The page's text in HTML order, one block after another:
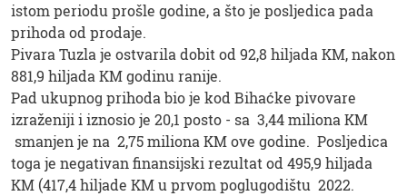
istom periodu prošle godine, a što je posljedica pada
prihoda od prodaje.
Pivara Tuzla je ostvarila dobit od 92,8 hiljada KM, nakon
881,9 hiljada KM godinu ranije.
Pad ukupnog prihoda bio je kod Bihaćke pivovare
izraženiji i iznosio je 20,1 posto - sa 3,44 miliona KM
smanjen je na 2,75 miliona KM ove godine. Posljedica
toga je negativan finansijski rezultat od 495,9 hiljada
KM (417,4 hiljade KM u prvom poglugodištu 2022.